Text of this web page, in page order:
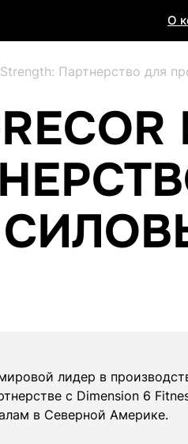
О
Партнерство для
лидер в
с Dimension 6
в Северной Америке.